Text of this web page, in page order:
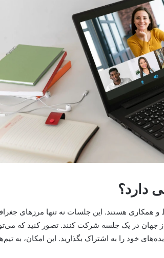
دارد؟
همکاری هستند. این جلسات نه تنها مرزهای
جهان در یک جلسه شرکت کنند. تصور کنید که
خود را به اشتراک بگذارید. این امکان، به